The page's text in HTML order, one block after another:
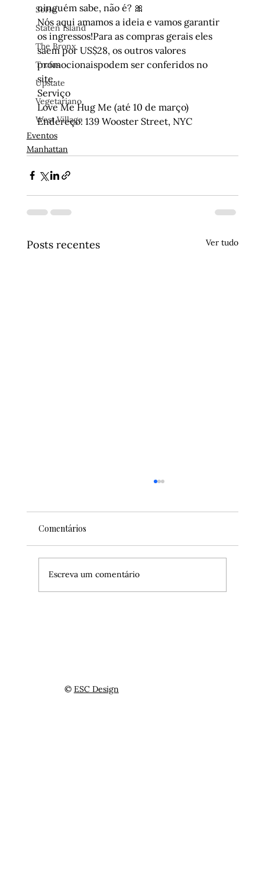
SoHo
Staten Island
The Bronx
Trufas
Upstate
Vegetariano
West Village
ninguém sabe, não é? 🎀
Nós aqui amamos a ideia e vamos garantir
os ingressos!Para as compras gerais eles
saem por US$28, os outros valores
promocionaispodem ser conferidos no
site.
Serviço
Love Me Hug Me (até 10 de março)
Endereço: 139 Wooster Street, NYC
Eventos
Manhattan
Posts recentes Ver tudo
Comentários
Escreva um comentário
© ESC Design